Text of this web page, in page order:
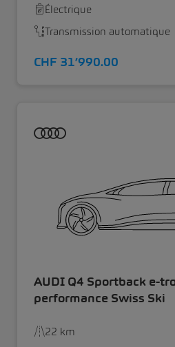
Électrique
Transmission automatique
CHF 31’990.00
AUDI Q4 Sportback e-
performance Swiss Ski
22 km